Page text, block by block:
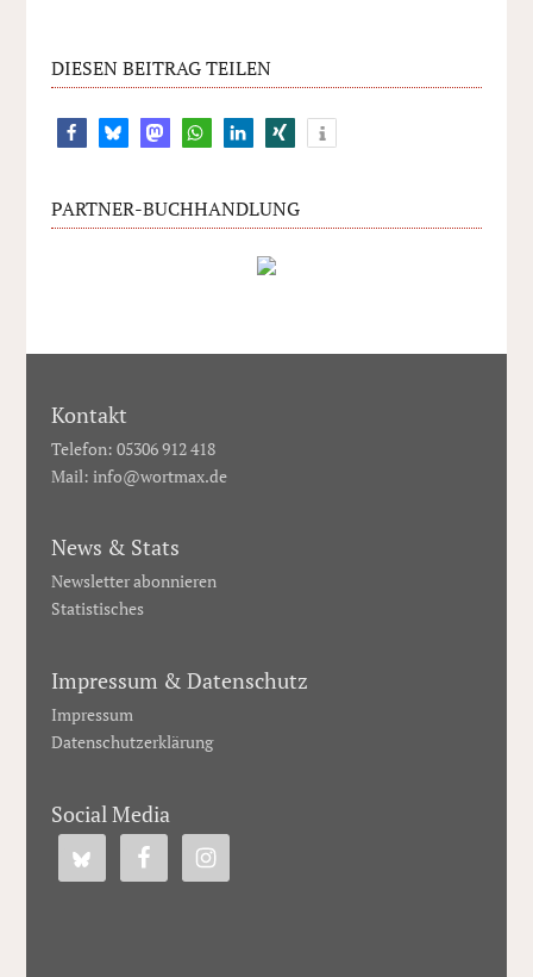
DIESEN BEITRAG TEILEN
PARTNER-BUCHHANDLUNG
Kontakt
Telefon: 05306 912 418
Mail: info@wortmax.de
News & Stats
Newsletter abonnieren
Statistisches
Impressum & Datenschutz
Impressum
Datenschutzerklärung
Social Media